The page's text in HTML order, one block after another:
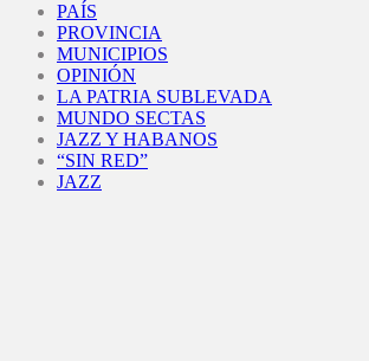
PAÍS
PROVINCIA
MUNICIPIOS
OPINIÓN
LA PATRIA SUBLEVADA
MUNDO SECTAS
JAZZ Y HABANOS
“SIN RED”
JAZZ